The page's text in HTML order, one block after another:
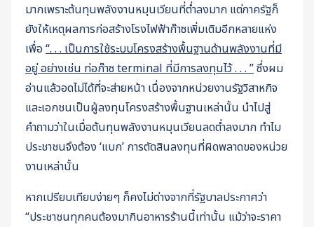
มากเพราะต้นทุนพลังงานหมุนเวียนที่ต่ำลงมาก แต่ภาครัฐก็
ยังให้เหตุผลการก่อสร้างโรงไฟฟ้าก๊าซเพิ่มเติมอีกหลายแห่ง
เพื่อ “. . . เป็นการใช้ระบบโครงสร้างพื้นฐานด้านพลังงานที่มี
อยู่ อย่างเช่น ท่อก๊าซ terminal ที่มีการลงทุนไว้ . . . ”ซึ่งผม
อ่านแล้วอดไม่ได้ที่จะส่ายหน้า เนื่องจากหน่วยงานรัฐวิสาหกิจ
และเอกชนเป็นผู้ลงทุนโครงสร้างพื้นฐานเหล่านั้น นำไปสู่
คำถามว่าในเมื่อต้นทุนพลังงานหมุนเวียนลดต่ำลงมาก ทำไม
ประชาชนจึงต้อง ‘แบก’ การตัดสินลงทุนที่ผิดพลาดของหน่วย
งานเหล่านั้น
หากเปรียบเทียบง่ายๆ ก็คงไม่ต่างจากที่รัฐบาลประกาศว่า
“ประชาชนทุกคนต้องมากินอาหารร้านนี้เท่านั้น แม้ว่าจะราคา